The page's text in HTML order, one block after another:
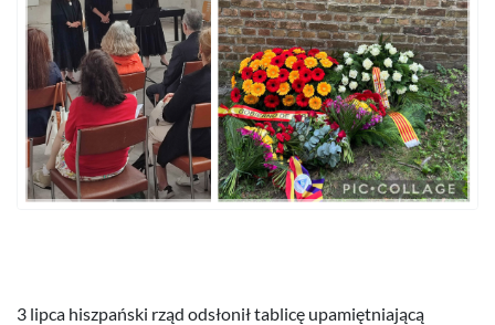
3 lipca hiszpański rząd odsłonił tablicę upamiętniającą